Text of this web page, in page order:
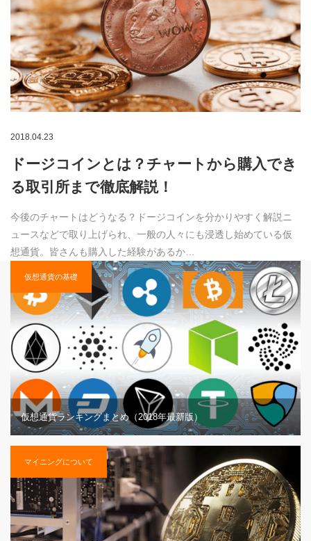
2018.04.23
ドージコインとは？チャートから購入でき
る取引所まで徹底解説！
今後のチャートはどうなる？ドージコインを分かりやすく解説ニ
ュースなどで取り上げられ、一般の人々にも浸透し始めている仮
想通貨。皆さんも購入した経験があるか…
仮想通貨の基礎
仮想通貨ランキングまとめ（2018年最新版）
マイニングについて